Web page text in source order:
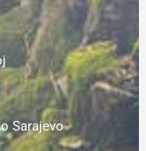
Sarajevo